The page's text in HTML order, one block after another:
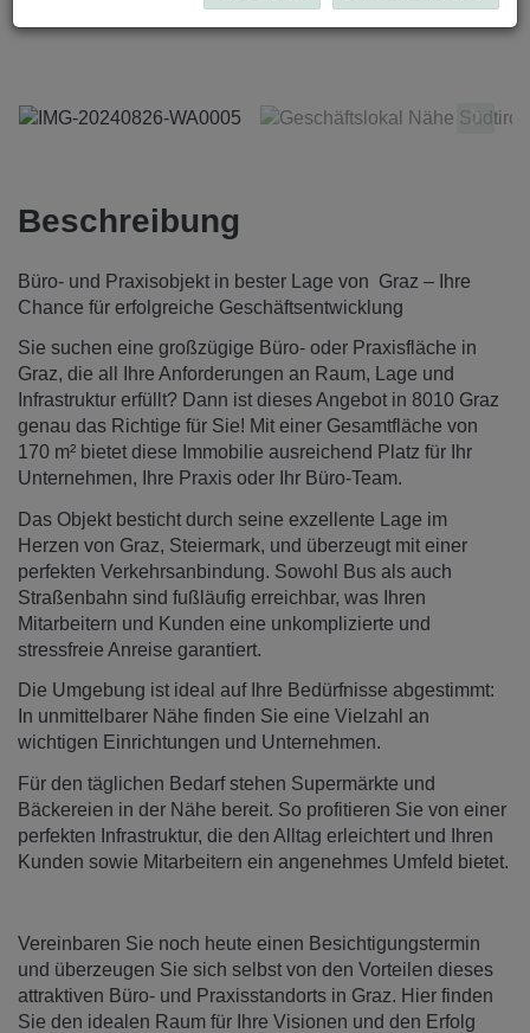
Beschreibung
Büro- und Praxisobjekt in bester Lage von Graz – Ihre
Chance für erfolgreiche Geschäftsentwicklung
Sie suchen eine großzügige Büro- oder Praxisfläche in
Graz, die all Ihre Anforderungen an Raum, Lage und
Infrastruktur erfüllt? Dann ist dieses Angebot in 8010 Graz
genau das Richtige für Sie! Mit einer Gesamtfläche von
170 m² bietet diese Immobilie ausreichend Platz für Ihr
Unternehmen, Ihre Praxis oder Ihr Büro-Team.
Das Objekt besticht durch seine exzellente Lage im
Herzen von Graz, Steiermark, und überzeugt mit einer
perfekten Verkehrsanbindung. Sowohl Bus als auch
Straßenbahn sind fußläufig erreichbar, was Ihren
Mitarbeitern und Kunden eine unkomplizierte und
stressfreie Anreise garantiert.
Die Umgebung ist ideal auf Ihre Bedürfnisse abgestimmt:
In unmittelbarer Nähe finden Sie eine Vielzahl an
wichtigen Einrichtungen und Unternehmen.
Für den täglichen Bedarf stehen Supermärkte und
Bäckereien in der Nähe bereit. So profitieren Sie von einer
perfekten Infrastruktur, die den Alltag erleichtert und Ihren
Kunden sowie Mitarbeitern ein angenehmes Umfeld bietet.
Vereinbaren Sie noch heute einen Besichtigungstermin
und überzeugen Sie sich selbst von den Vorteilen dieses
attraktiven Büro- und Praxisstandorts in Graz. Hier finden
Sie den idealen Raum für Ihre Visionen und den Erfolg